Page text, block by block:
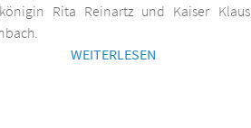
Rita Reinartz und Kaiser Klaus
WEITERLESEN